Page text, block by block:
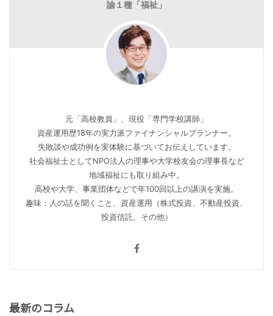
諭１種「福祉」
元「高校教員」、現役「専門学校講師」
資産運用歴18年の実力派ファイナンシャルプランナー。
失敗談や成功例を実体験に基づいてお伝えしています。
社会福祉士としてNPO法人の理事や大学校友会の理事長など
地域福祉にも取り組み中。
高校や大学、事業団体などで年100回以上の講演を実施。
趣味：人の話を聞くこと、資産運用（株式投資、不動産投資、
投資信託、その他）
最新のコラム